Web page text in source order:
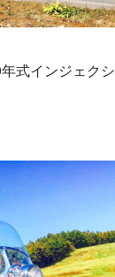
式インジェクシ